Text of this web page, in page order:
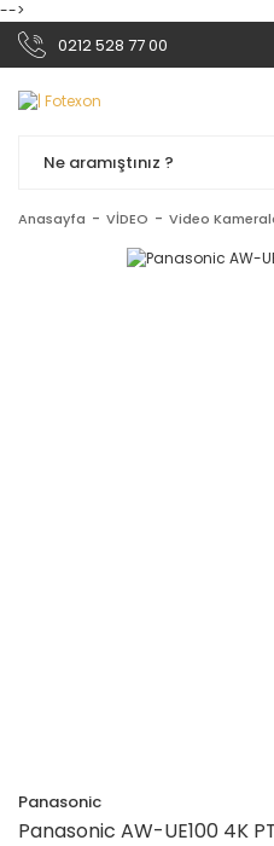
-->
0212 528 77 00
Anasayfa VİDEO Video
Panasonic
Panasonic AW-UE100 4K